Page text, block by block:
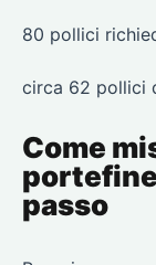
80 pollici
circa 62 pollici
Come
passo